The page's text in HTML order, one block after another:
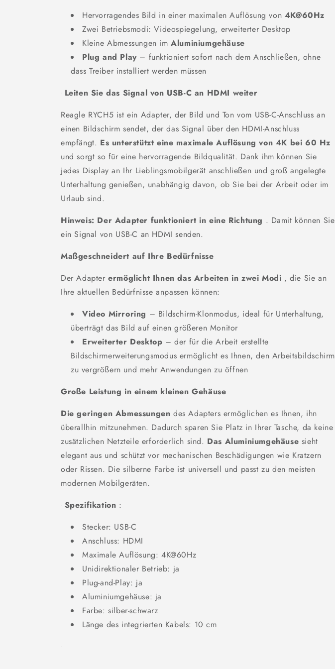
Hervorragendes Bild in einer maximalen Auflösung von 4K@60Hz
Zwei Betriebsmodi: Videospiegelung, erweiterter Desktop
Kleine Abmessungen imAluminiumgehäuse
Plug and Play – funktioniert sofort nach dem Anschließen, ohne
dass Treiber installiert werden müssen
Leiten Sie das Signal von USB-C an HDMI weiter
Reagle RYCH5 ist ein Adapter, der Bild und Ton vom USB-C-Anschluss an
einen Bildschirm sendet, der das Signal über den HDMI-Anschluss
empfängt. Es unterstützt eine maximale Auflösung von 4K bei 60 Hz
und sorgt so für eine hervorragende Bildqualität. Dank ihm können Sie
jedes Display an Ihr Lieblingsmobilgerät anschließen und groß angelegte
Unterhaltung genießen, unabhängig davon, ob Sie bei der Arbeit oder im
Urlaub sind.
Hinweis: Der Adapter funktioniert in eine Richtung . Damit können Sie
ein Signal von USB-C an HDMI senden.
Maßgeschneidert auf Ihre Bedürfnisse
Der Adapterermöglicht Ihnen das Arbeiten in zwei Modi , die Sie an
Ihre aktuellen Bedürfnisse anpassen können:
Video Mirroring – Bildschirm-Klonmodus, ideal für Unterhaltung,
überträgt das Bild auf einen größeren Monitor
Erweiterter Desktop – der für die Arbeit erstellte
Bildschirmerweiterungsmodus ermöglicht es Ihnen, den Arbeitsbildschirm
zu vergrößern und mehr Anwendungen zu öffnen
Große Leistung in einem kleinen Gehäuse
Die geringen Abmessungen des Adapters ermöglichen es Ihnen, ihn
überallhin mitzunehmen. Dadurch sparen Sie Platz in Ihrer Tasche, da keine
zusätzlichen Netzteile erforderlich sind. Das Aluminiumgehäuse sieht
elegant aus und schützt vor mechanischen Beschädigungen wie Kratzern
oder Rissen. Die silberne Farbe ist universell und passt zu den meisten
modernen Mobilgeräten.
Spezifikation :
Stecker: USB-C
Anschluss: HDMI
Maximale Auflösung: 4K@60Hz
Unidirektionaler Betrieb: ja
Plug-and-Play: ja
Aluminiumgehäuse: ja
Farbe: silber-schwarz
Länge des integrierten Kabels: 10 cm